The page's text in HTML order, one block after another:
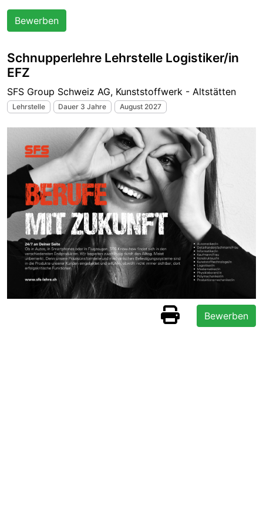
Bewerben
Schnupperlehre Lehrstelle Logistiker/in
EFZ
SFS Group Schweiz AG, Kunststoffwerk - Altstätten
Lehrstelle Dauer 3 Jahre August 2027
Bewerben